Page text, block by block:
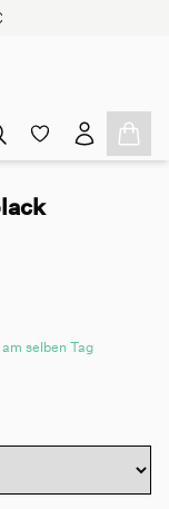
selben Tag